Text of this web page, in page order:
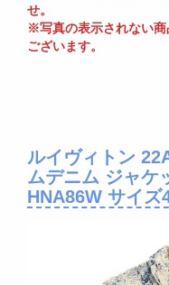
せ。
※写真の表示されない
ございます。
ルイヴィトン
ムデニム ジャケ
HNA86W サイズ